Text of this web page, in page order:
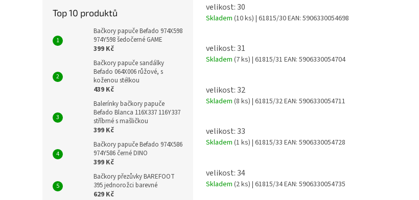
Top 10 produktů
Bačkory papuče Befado 974X598
974Y598 šedočerné GAME
399 Kč
Bačkory papuče sandálky
Befado 064X006 růžové, s
koženou stélkou
439 Kč
Balerínky bačkory papuče
Befado Blanca 116X337 116Y337
stříbrné s mašličkou
399 Kč
Bačkory papuče Befado 974X586
974Y586 černé DINO
399 Kč
Bačkory přezůvky BAREFOOT
395 jednorožci barevné
629 Kč
velikost: 30
Skladem (10 ks) | 61815/30EAN: 5906330054698
velikost: 31
Skladem (7 ks) | 61815/31 EAN: 5906330054704
velikost: 32
Skladem (8 ks) | 61815/32EAN: 5906330054711
velikost: 33
Skladem (1 ks) | 61815/33 EAN: 5906330054728
velikost: 34
Skladem (2 ks) | 61815/34EAN: 5906330054735